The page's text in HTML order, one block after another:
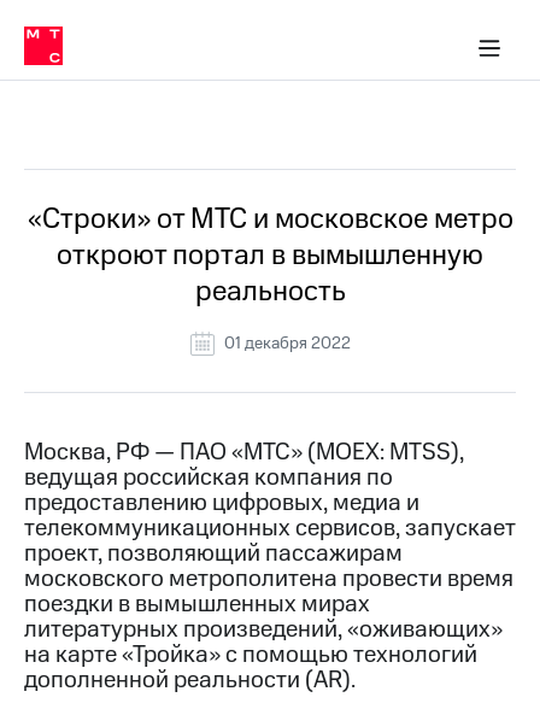
Медиа-центр
и акционерам
Устойчивое развитие
Комплаенс и деловая этика
компании
Карьера
История
компании
Руководство
информация
Контакты
Медиа-центр
Пресс-
релизы
МТС
о технологиях
Достижения
Интервью
в МТС
Пресс-
релизы
о технологиях
«Строки» от МТС и московское метро
откроют портал в вымышленную
реальность
01 декабря 2022
Москва, РФ — ПАО «МТС» (MOEX: MTSS),
ведущая российская компания по
предоставлению цифровых, медиа и
телекоммуникационных сервисов, запускает
проект, позволяющий пассажирам
московского метрополитена провести время
поездки в вымышленных мирах
литературных произведений, «оживающих»
на карте «Тройка» с помощью технологий
дополненной реальности (AR).